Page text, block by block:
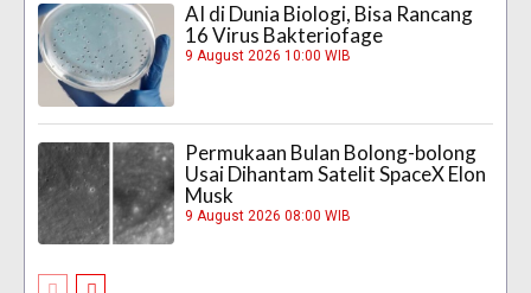
AI di Dunia Biologi, Bisa Rancang
16 Virus Bakteriofage
9 August 2026 10:00 WIB
Permukaan Bulan Bolong-bolong
Usai Dihantam Satelit SpaceX Elon
Musk
9 August 2026 08:00 WIB